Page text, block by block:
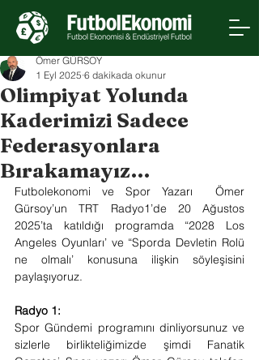
Olimpiyat Yolunda
Kaderimizi Sadece
Federasyonlara
Bırakamayız…
Ömer GÜRSOY
1 Eyl 2025 6 dakikada okunur
Futbolekonomi ve Spor Yazarı  Ömer
Gürsoy’un TRT Radyo1’de 20 Ağustos
2025’ta katıldığı programda “2028 Los
Angeles Oyunları’ ve “Sporda Devletin Rolü
ne olmalı’ konusuna ilişkin söyleşisini
paylaşıyoruz.
Radyo 1:
Spor Gündemi programını dinliyorsunuz ve
sizlerle birlikteliğimizde şimdi Fanatik